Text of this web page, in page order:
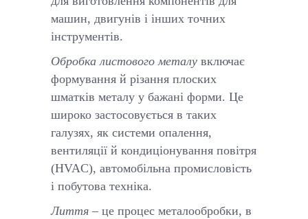
машин, двигунів і інших точних
інструментів.
Обробка листового металу включає
формування й різання плоских
шматків металу у бажані форми. Це
широко застосовується в таких
галузях, як системи опалення,
вентиляції й кондиціонування повітря
(HVAC), автомобільна промисловість
і побутова техніка.
Лиття – це процес металообробки, в